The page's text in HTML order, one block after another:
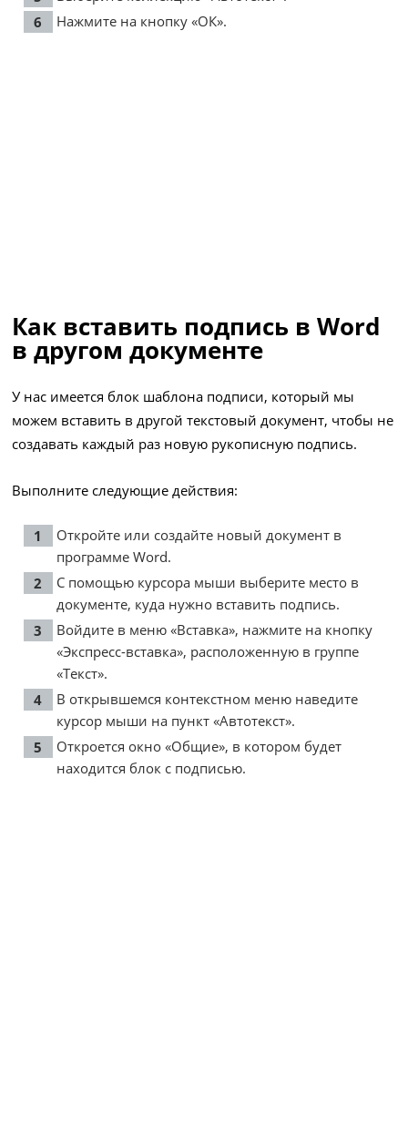
Нажмите на кнопку «ОК».
Как вставить подпись в Word
в другом документе
У нас имеется блок шаблона подписи, который мы
можем вставить в другой текстовый документ, чтобы не
создавать каждый раз новую рукописную подпись.
Выполните следующие действия:
Откройте или создайте новый документ в
программе Word.
С помощью курсора мыши выберите место в
документе, куда нужно вставить подпись.
Войдите в меню «Вставка», нажмите на кнопку
«Экспресс-вставка», расположенную в группе
«Текст».
В открывшемся контекстном меню наведите
курсор мыши на пункт «Автотекст».
Откроется окно «Общие», в котором будет
находится блок с подписью.